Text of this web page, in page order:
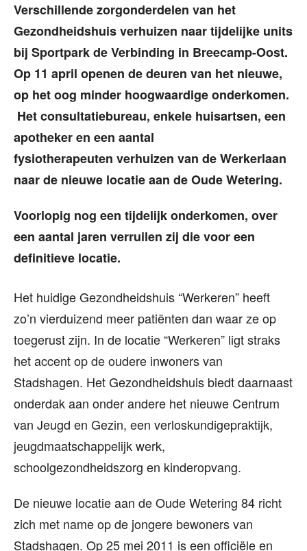
Verschillende zorgonderdelen van het
Gezondheidshuis verhuizen naar tijdelijke units
bij Sportpark de Verbinding in Breecamp-Oost.
Op 11 april openen de deuren van het nieuwe,
op het oog minder hoogwaardige onderkomen.
Het consultatiebureau, enkele huisartsen, een
apotheker en een aantal
fysiotherapeuten verhuizen van de Werkerlaan
naar de nieuwe locatie aan de Oude Wetering.
Voorlopig nog een tijdelijk onderkomen, over
een aantal jaren verruilen zij die voor een
definitieve locatie.
Het huidige Gezondheidshuis “Werkeren” heeft
zo’n vierduizend meer patiënten dan waar ze op
toegerust zijn. In de locatie “Werkeren” ligt straks
het accent op de oudere inwoners van
Stadshagen. Het Gezondheidshuis biedt daarnaast
onderdak aan onder andere het nieuwe Centrum
van Jeugd en Gezin, een verloskundigepraktijk,
jeugdmaatschappelijk werk,
schoolgezondheidszorg en kinderopvang.
De nieuwe locatie aan de Oude Wetering 84 richt
zich met name op de jongere bewoners van
Stadshagen. Op 25 mei 2011 is een officiële en